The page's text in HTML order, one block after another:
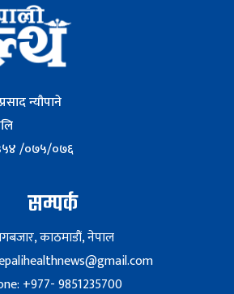
न्यौपाने
/०७५/०७६
सम्पर्क
काठमाडौं, नेपाल
+977- 9851235700